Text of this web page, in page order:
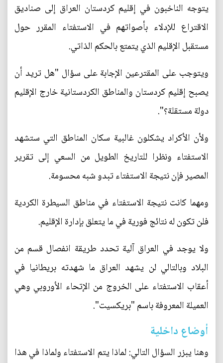
يتوجه الناخبون في إقليم كردستان العراق إلى صناديق
الاقتراع للإدلاء بأصواتهم في الاستفتاء المقرر حول
مستقبل الإقليم الذي يتمتع بالحكم الذاتي.
ويتوجب على المقترعين الإجابة على سؤال "هل تريد أن
يصبح إقليم كردستان والمناطق الكردستانية خارج الإقليم
دولة مستقلة؟".
ولأن الأكراد يشكلون غالبية سكان المناطق التي ستشهد
الاستفتاء ونظرا للتاريخ الطويل من السعي إلى تقرير
المصير فإن نتيجة الاستفتاء تبدو شبه محسومة.
ومهما كانت نتيجة الاستفتاء في مناطق السيطرة الكردية
فلن تكون له نتائج فورية في ما يتعلق بإدارة الإقليم.
ولا يوجد في العراق آلية تحدد طريقة انفصال قسم من
البلاد وبالتالي لن يشهد العراق ما شهدته بريطانيا في
أعقاب الاستفتاء على الخروج من الإتحاء الأوروبي وهي
العميلة المعروفة باسم "بريكسيت".
أوضاع داخلية
وهنا يبزر السؤال التالي: لماذا يتم الاستفتاء ولماذا في هذا